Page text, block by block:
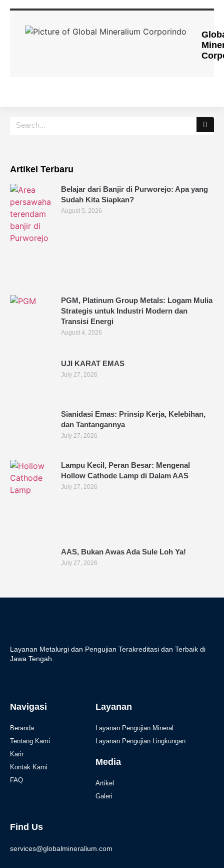
Artikel Terbaru
Belajar dari Banjir di Purworejo: Apa yang
Sudah Kita Siapkan?
August 5, 2026
PGM, Platinum Group Metals: Logam Mulia
Strategis untuk Industri Modern dan
Transisi Energi
August 4, 2026
UJI KARAT EMAS
July 27, 2026
Sianidasi Emas: Prinsip Kerja, Kelebihan,
dan Tantangannya
July 27, 2026
Lampu Kecil, Peran Besar: Mengenal
Hollow Cathode Lamp di Dalam AAS
July 27, 2026
AAS, Bukan Awas Ada Sule Loh Ya!
July 27, 2026
Layanan Metalurgi dan Pengujian Terakreditasi dan Terbaik di
Jawa Tengah.
Navigasi
Beranda
Tentang Kami
Karir
Kontak Kami
FAQ
Layanan
Layanan Pengujian Mineral
Layanan Pengujian Lingkungan
Media
Artikel
Galeri
Find Us
services@globalmineralium.com